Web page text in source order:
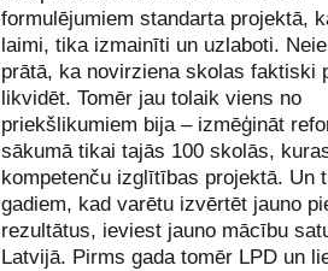
formulējumiem standarta projektā,
laimi, tika izmainīti un uzlaboti.
prātā, ka novirziena skolas faktiski
likvidēt. Tomēr jau tolaik viens no
priekšlikumiem bija – izmēģināt
sākumā tikai tajās 100 skolās,
kompetenču izglītības projektā. Un
gadiem, kad varētu izvērtēt jauno
rezultātus, ieviest jauno mācību
Latvijā. Pirms gada tomēr LPD un